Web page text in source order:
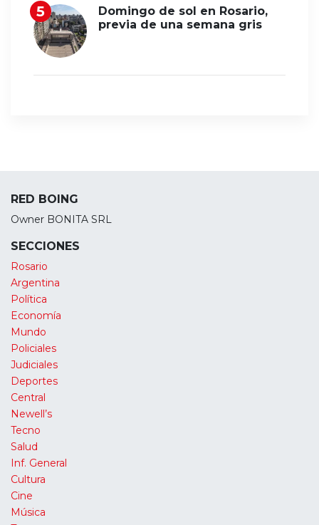
Domingo de sol en Rosario,
previa de una semana gris
RED BOING
Owner BONITA SRL
SECCIONES
Rosario
Argentina
Política
Economía
Mundo
Policiales
Judiciales
Deportes
Central
Newell’s
Tecno
Salud
Inf. General
Cultura
Cine
Música